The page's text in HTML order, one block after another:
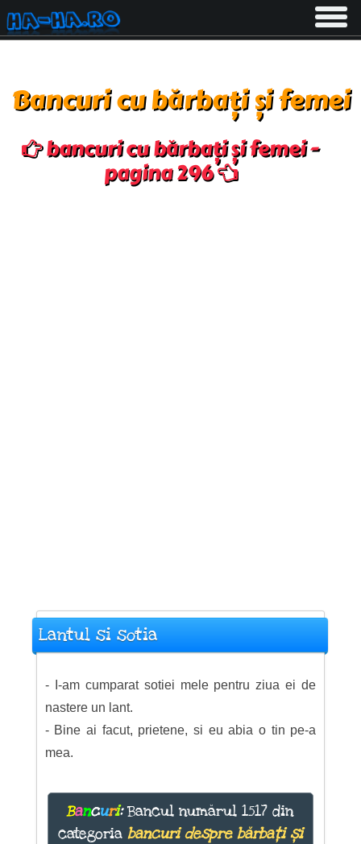
Toggle
Bancuri cu bărbați și femei
bancuri cu bărbați și femei -
pagina 296
Lantul si sotia
- I-am cumparat sotiei mele pentru ziua ei de
nastere un lant.
- Bine ai facut, prietene, si eu abia o tin pe-a
mea.
Bancuri:Bancul numărul 1517 din
categoria bancuri despre bărbați și